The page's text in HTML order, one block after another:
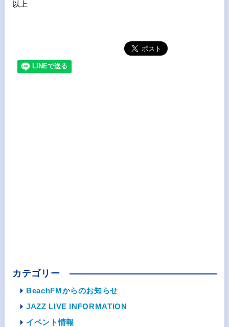
以上
カテゴリー
BeachFMからのお知らせ
JAZZ LIVE INFORMATION
イベント情報